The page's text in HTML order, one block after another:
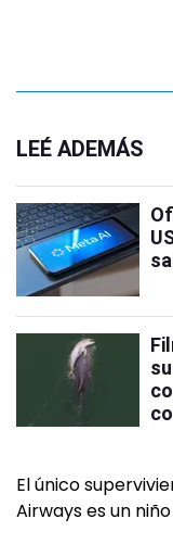
LEÉ ADEMÁS
El único
Airways es un